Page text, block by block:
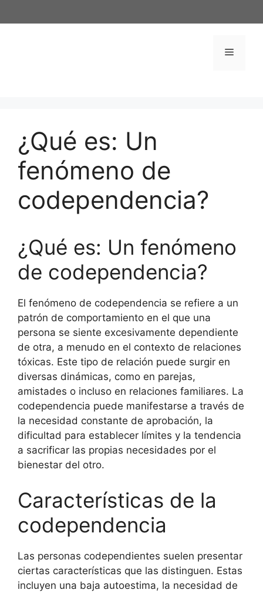
al
Menú
¿Qué es: Un
fenómeno de
codependencia?
¿Qué es: Un fenómeno
de codependencia?
El fenómeno de codependencia se refiere a un
patrón de comportamiento en el que una
persona se siente excesivamente dependiente
de otra, a menudo en el contexto de relaciones
tóxicas. Este tipo de relación puede surgir en
diversas dinámicas, como en parejas,
amistades o incluso en relaciones familiares. La
codependencia puede manifestarse a través de
la necesidad constante de aprobación, la
dificultad para establecer límites y la tendencia
a sacrificar las propias necesidades por el
bienestar del otro.
Características de la
codependencia
Las personas codependientes suelen presentar
ciertas características que las distinguen. Estas
incluyen una baja autoestima, la necesidad de